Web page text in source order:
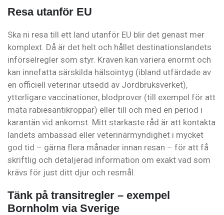
Resa utanför EU
Ska ni resa till ett land utanför EU blir det genast mer
komplext. Då är det helt och hållet destinationslandets
införselregler som styr. Kraven kan variera enormt och
kan innefatta särskilda hälsointyg (ibland utfärdade av
en officiell veterinär utsedd av Jordbruksverket),
ytterligare vaccinationer, blodprover (till exempel för att
mäta rabiesantikroppar) eller till och med en period i
karantän vid ankomst. Mitt starkaste råd är att kontakta
landets ambassad eller veterinärmyndighet i mycket
god tid – gärna flera månader innan resan – för att få
skriftlig och detaljerad information om exakt vad som
krävs för just ditt djur och resmål.
Tänk på transitregler – exempel
Bornholm via Sverige